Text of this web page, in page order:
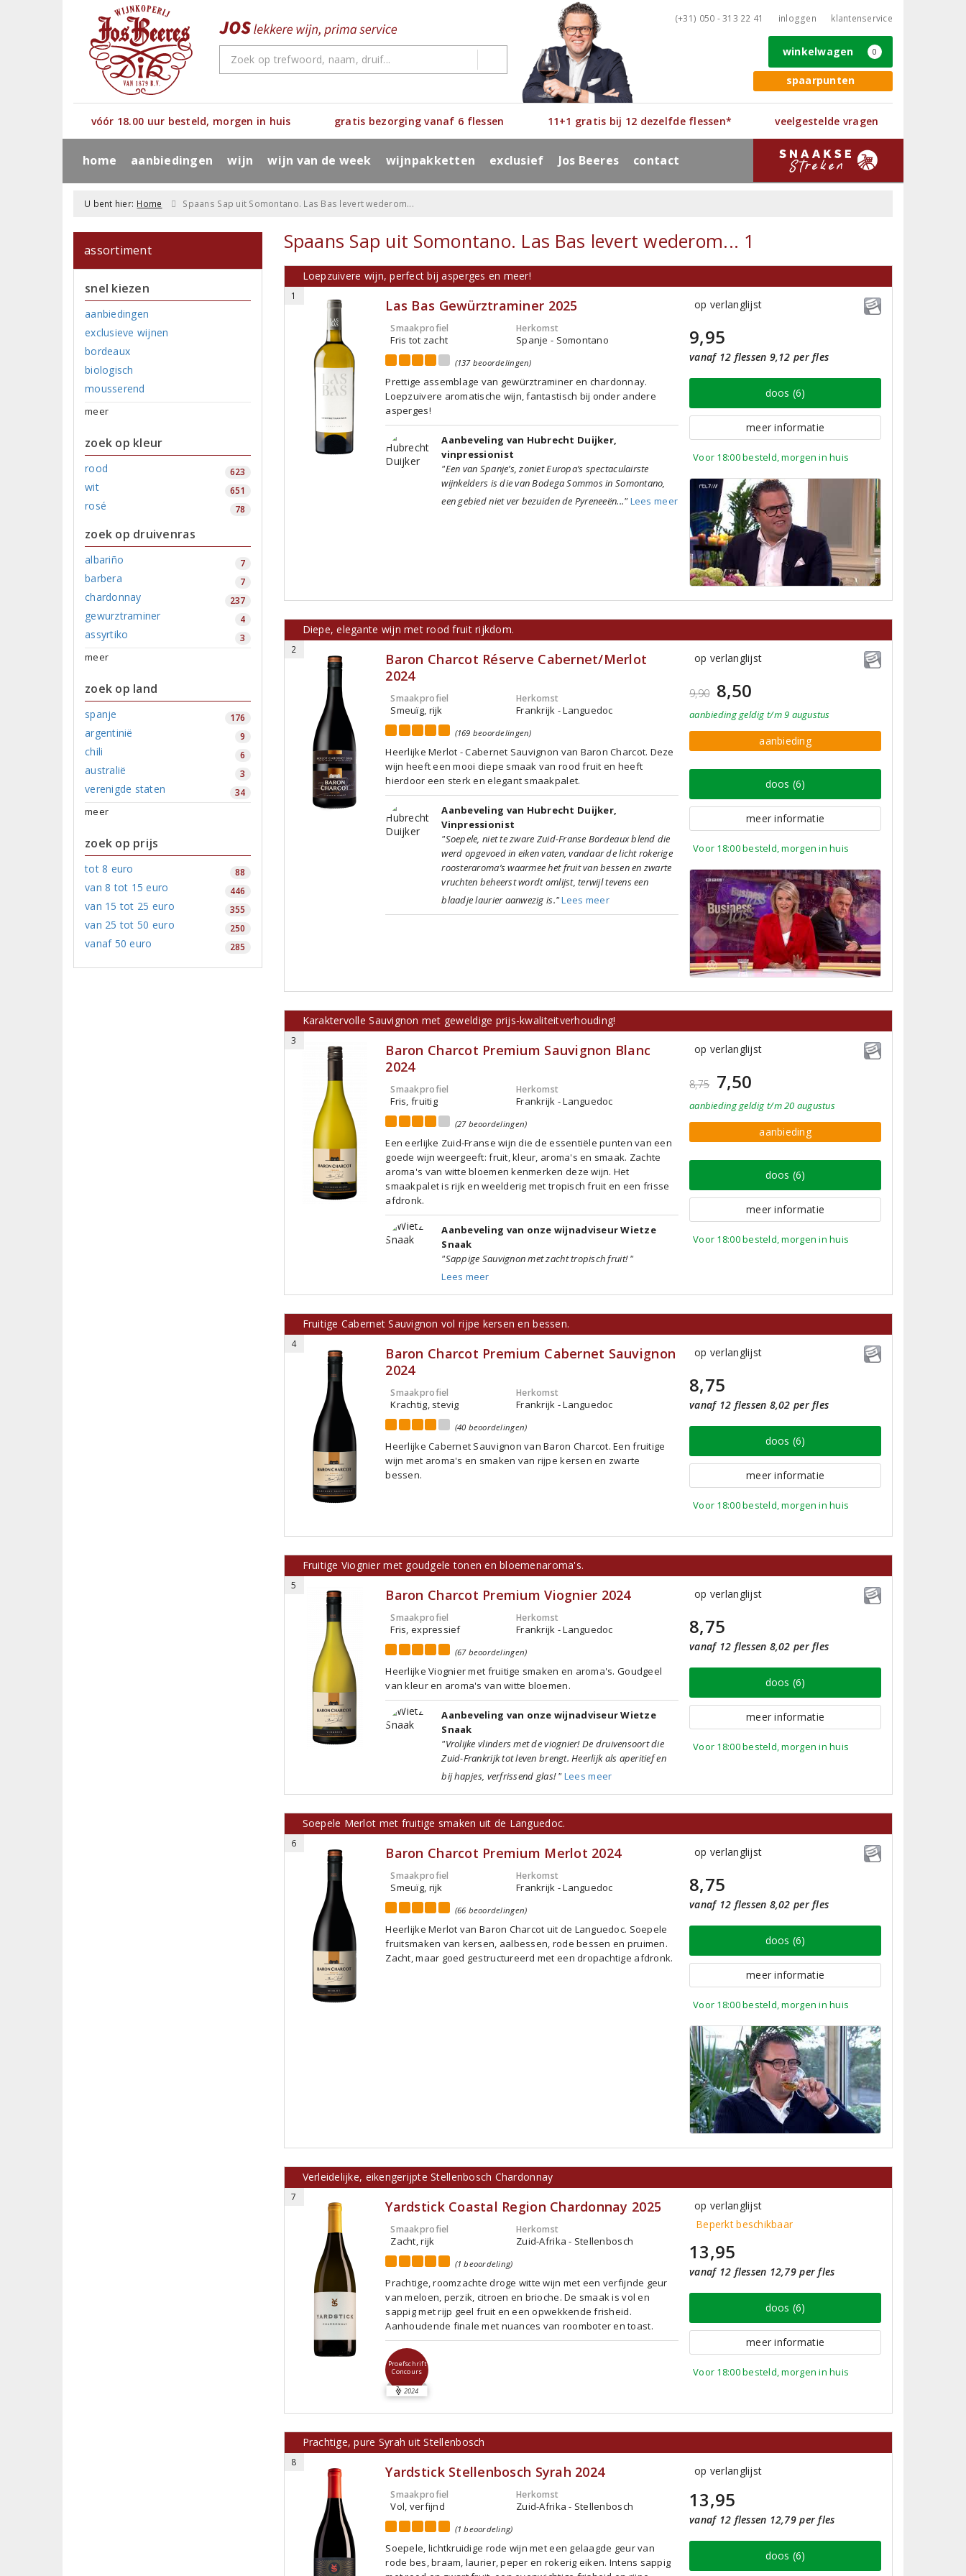
(+31) 050 - 313 22 41 inloggen klantenservice
spaarpunten
winkelwagen 0
vóór 18.00 uur besteld, morgen in huis gratis bezorging vanaf 6 flessen 11+1 gratis bij 12 dezelfde flessen* veelgestelde vragen
home aanbiedingen wijn wijn van de week wijnpakketten exclusief Jos Beeres contact
U bent hier: Home Spaans Sap uit Somontano. Las Bas levert wederom...
assortiment
snel kiezen
aanbiedingen
exclusieve wijnen
bordeaux
biologisch
mousserend
meer
zoek op kleur
rood 623
wit 651
rosé 78
zoek op druivenras
albariño 7
barbera 7
chardonnay 237
gewurztraminer 4
assyrtiko 3
meer
zoek op land
spanje 176
argentinië 9
chili 6
australië 3
verenigde staten 34
meer
zoek op prijs
tot 8 euro 88
van 8 tot 15 euro 446
van 15 tot 25 euro 355
van 25 tot 50 euro 250
vanaf 50 euro 285
Spaans Sap uit Somontano. Las Bas levert wederom... 1
Loepzuivere wijn, perfect bij asperges en meer!
1
Las Bas Gewürztraminer 2025
Smaakprofiel
Fris tot zacht
Herkomst
Spanje - Somontano
(137 beoordelingen)
Prettige assemblage van gewürztraminer en chardonnay.
Loepzuivere aromatische wijn, fantastisch bij onder andere
asperges!
Aanbeveling van Hubrecht Duijker,
vinpressionist
"Een van Spanje’s, zoniet Europa’s spectaculairste
wijnkelders is die van Bodega Sommos in Somontano,
een gebied niet ver bezuiden de Pyreneeën..." Lees meer
op verlanglijst
9,95
vanaf 12 flessen 9,12 per fles
doos (6)
meer informatie
Voor 18:00 besteld, morgen in huis
Diepe, elegante wijn met rood fruit rijkdom.
2
Baron Charcot Réserve Cabernet/Merlot
2024
Smaakprofiel
Smeuïg, rijk
Herkomst
Frankrijk - Languedoc
(169 beoordelingen)
Heerlijke Merlot - Cabernet Sauvignon van Baron Charcot. Deze
wijn heeft een mooi diepe smaak van rood fruit en heeft
hierdoor een sterk en elegant smaakpalet.
Aanbeveling van Hubrecht Duijker,
Vinpressionist
"Soepele, niet te zware Zuid-Franse Bordeaux blend die
werd opgevoed in eiken vaten, vandaar de licht rokerige
roosteraroma’s waarmee het fruit van bessen en zwarte
vruchten beheerst wordt omlijst, terwijl tevens een
blaadje laurier aanwezig is."Lees meer
op verlanglijst
9,90 8,50
aanbiedinggeldig t/m 9 augustus
aanbieding
doos (6)
meer informatie
Voor 18:00 besteld, morgen in huis
Karaktervolle Sauvignon met geweldige prijs-kwaliteitverhouding!
3
Baron Charcot Premium Sauvignon Blanc
2024
Smaakprofiel
Fris, fruitig
Herkomst
Frankrijk - Languedoc
(27 beoordelingen)
Een eerlijke Zuid-Franse wijn die de essentiële punten van een
goede wijn weergeeft: fruit, kleur, aroma's en smaak. Zachte
aroma's van witte bloemen kenmerken deze wijn. Het
smaakpalet is rijk en weelderig met tropisch fruit en een frisse
afdronk.
Aanbeveling van onze wijnadviseur Wietze
Snaak
"Sappige Sauvignon met zacht tropisch fruit! "
Lees meer
op verlanglijst
8,75 7,50
aanbiedinggeldig t/m 20 augustus
aanbieding
doos (6)
meer informatie
Voor 18:00 besteld, morgen in huis
Fruitige Cabernet Sauvignon vol rijpe kersen en bessen.
4
Baron Charcot Premium Cabernet Sauvignon
2024
Smaakprofiel
Krachtig, stevig
Herkomst
Frankrijk - Languedoc
(40 beoordelingen)
Heerlijke Cabernet Sauvignon van Baron Charcot. Een fruitige
wijn met aroma's en smaken van rijpe kersen en zwarte
bessen.
op verlanglijst
8,75
vanaf 12 flessen 8,02 per fles
doos (6)
meer informatie
Voor 18:00 besteld, morgen in huis
Fruitige Viognier met goudgele tonen en bloemenaroma's.
5
Baron Charcot Premium Viognier 2024
Smaakprofiel
Fris, expressief
Herkomst
Frankrijk - Languedoc
(67 beoordelingen)
Heerlijke Viognier met fruitige smaken en aroma's. Goudgeel
van kleur en aroma's van witte bloemen.
Aanbeveling van onze wijnadviseur Wietze
Snaak
"Vrolijke vlinders met de viognier! De druivensoort die
Zuid-Frankrijk tot leven brengt. Heerlijk als aperitief en
bij hapjes, verfrissend glas! " Lees meer
op verlanglijst
8,75
vanaf 12 flessen 8,02 per fles
doos (6)
meer informatie
Voor 18:00 besteld, morgen in huis
Soepele Merlot met fruitige smaken uit de Languedoc.
6
Baron Charcot Premium Merlot 2024
Smaakprofiel
Smeuïg, rijk
Herkomst
Frankrijk - Languedoc
(66 beoordelingen)
Heerlijke Merlot van Baron Charcot uit de Languedoc. Soepele
fruitsmaken van kersen, aalbessen, rode bessen en pruimen.
Zacht, maar goed gestructureerd met een dropachtige afdronk.
op verlanglijst
8,75
vanaf 12 flessen 8,02 per fles
doos (6)
meer informatie
Voor 18:00 besteld, morgen in huis
Verleidelijke, eikengerijpte Stellenbosch Chardonnay
7
Yardstick Coastal Region Chardonnay 2025
Smaakprofiel
Zacht, rijk
Herkomst
Zuid-Afrika - Stellenbosch
(1 beoordeling)
Prachtige, roomzachte droge witte wijn met een verfijnde geur
van meloen, perzik, citroen en brioche. De smaak is vol en
sappig met rijp geel fruit en een opwekkende frisheid.
Aanhoudende finale met nuances van roomboter en toast.
Proefschrift
Concours
2024
op verlanglijst
Beperkt beschikbaar
13,95
vanaf 12 flessen 12,79 per fles
doos (6)
meer informatie
Voor 18:00 besteld, morgen in huis
Prachtige, pure Syrah uit Stellenbosch
8
Yardstick Stellenbosch Syrah 2024
Smaakprofiel
Vol, verfijnd
Herkomst
Zuid-Afrika - Stellenbosch
(1 beoordeling)
Soepele, lichtkruidige rode wijn met een gelaagde geur van
rode bes, braam, laurier, peper en rokerig eiken. Intens sappig
op verlanglijst
13,95
vanaf 12 flessen 12,79 per fles
doos (6)